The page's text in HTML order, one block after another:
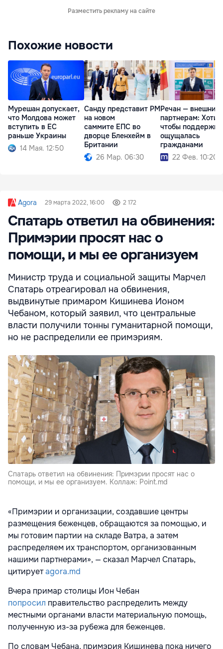
Разместить рекламу на сайте
Похожие новости
Мурешан допускает,
что Молдова может
вступить в ЕС
раньше Украины
14 Мая. 12:50
Санду представит РМ
на новом
саммите ЕПС во
дворце Бленхейм в
Британии
26 Мар. 06:30
Речан — внешним
партнерам:
чтобы поддержка
ощущалась
гражданами
22 Фев. 10:20
Agora 29 марта 2022, 16:00 2 172
Спатарь ответил на обвинения:
Примэрии просят нас о
помощи, и мы ее организуем
Министр труда и социальной защиты Марчел
Спатарь отреагировал на обвинения,
выдвинутые примаром Кишинева Ионом
Чебаном, который заявил, что центральные
власти получили тонны гуманитарной помощи,
но не распределили ее примэриям.
Спатарь ответил на обвинения: Примэрии просят нас о
помощи, и мы ее организуем. Коллаж: Point.md
«Примэрии и организации, создавшие центры
размещения беженцев, обращаются за помощью, и
мы готовим партии на складе Ватра, а затем
распределяем их транспортом, организованным
нашими партнерами», — сказал Марчел Спатарь,
цитируетagora.md
Вчера примар столицы Ион Чебан
попросил правительство распределить между
местными органами власти материальную помощь,
полученную из-за рубежа для беженцев.
По словам Чебана, примэрия Кишинева пока ничего